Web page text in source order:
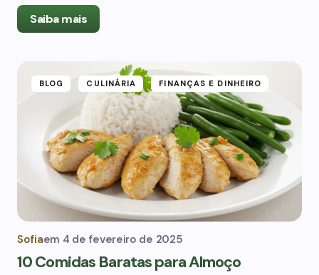
Saiba mais
BLOG CULINÁRIA FINANÇAS E DINHEIRO
Sofiaem 4 de fevereiro de 2025
10 Comidas Baratas para Almoço